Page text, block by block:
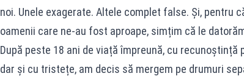
noi. Unele exagerate. Altele complet false. Și, pentru
oamenii care ne-au fost aproape, simțim că le
După peste 18 ani de viață împreună, cu
dar și cu tristețe, am decis să mergem pe drumuri